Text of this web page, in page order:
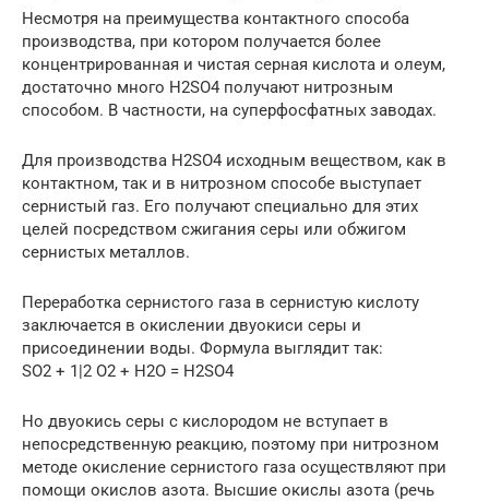
Несмотря на преимущества контактного способа
производства, при котором получается более
концентрированная и чистая серная кислота и олеум,
достаточно много H2SO4 получают нитрозным
способом. В частности, на суперфосфатных заводах.
Для производства H2SO4 исходным веществом, как в
контактном, так и в нитрозном способе выступает
сернистый газ. Его получают специально для этих
целей посредством сжигания серы или обжигом
сернистых металлов.
Переработка сернистого газа в сернистую кислоту
заключается в окислении двуокиси серы и
присоединении воды. Формула выглядит так:
SO2 + 1|2 O2 + H2O = H2SO4
Но двуокись серы с кислородом не вступает в
непосредственную реакцию, поэтому при нитрозном
методе окисление сернистого газа осуществляют при
помощи окислов азота. Высшие окислы азота (речь